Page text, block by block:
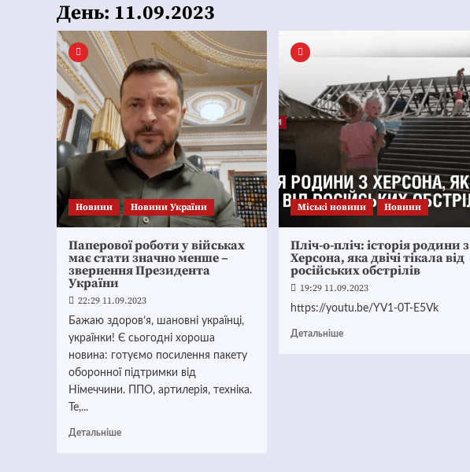
День: 11.09.2023
Новини Новини України
Паперової роботи у військах
має стати значно менше –
звернення Президента
України
22:29 11.09.2023
Бажаю здоров’я, шановні українці,
українки! Є сьогодні хороша
новина: готуємо посилення пакету
оборонної підтримки від
Німеччини. ППО, артилерія, техніка.
Те,...
Детальніше
Mіські новини Новини
Пліч-о-пліч: історія родини з
Херсона, яка двічі тікала від
російських обстрілів
19:29 11.09.2023
https://youtu.be/YV1-0T-E5Vk
Детальніше